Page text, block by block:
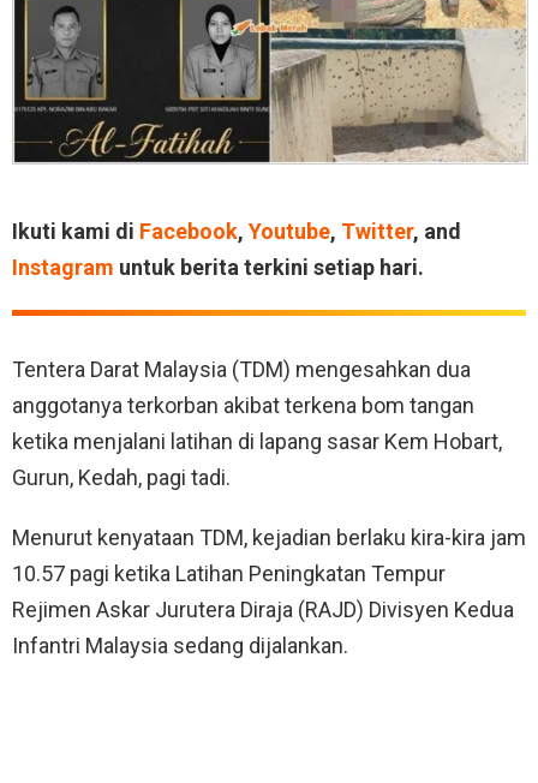
Ikuti kami di Facebook, Youtube, Twitter, and
Instagram untuk berita terkini setiap hari.
Tentera Darat Malaysia (TDM) mengesahkan dua
anggotanya terkorban akibat terkena bom tangan
ketika menjalani latihan di lapang sasar Kem Hobart,
Gurun, Kedah, pagi tadi.
Menurut kenyataan TDM, kejadian berlaku kira-kira jam
10.57 pagi ketika Latihan Peningkatan Tempur
Rejimen Askar Jurutera Diraja (RAJD) Divisyen Kedua
Infantri Malaysia sedang dijalankan.